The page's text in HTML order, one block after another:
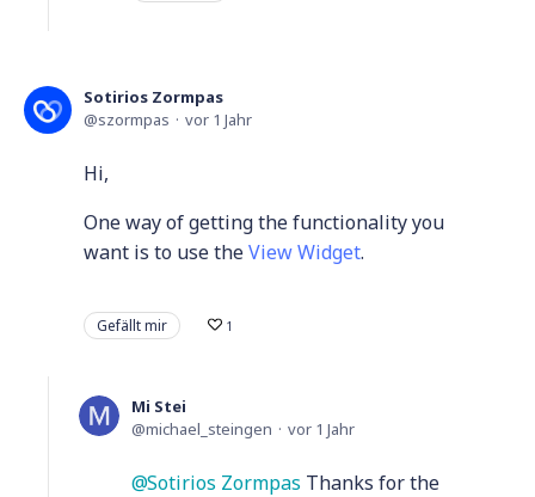
Sotirios Zormpas
szormpas
vor 1 Jahr
Hi,
One way of getting the functionality you
want is to use theView Widget.
Gefällt mir 1
Mi Stei
michael_steingen
vor 1 Jahr
Sotirios Zormpas Thanks for the